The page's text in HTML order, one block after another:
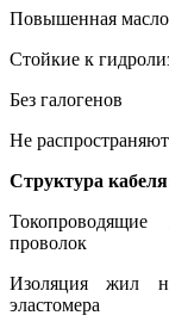
Повышенная
Стойкие к
Без галогенов
Не
Структура
проволок
Изоляция жил
эластомера